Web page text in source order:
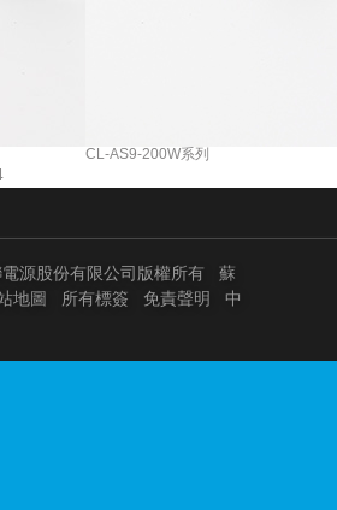
CL-AS9-200W系列
源股份有限公司版權所有 蘇
地圖 所有標簽 免責聲明
中